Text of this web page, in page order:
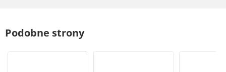
Podobne strony